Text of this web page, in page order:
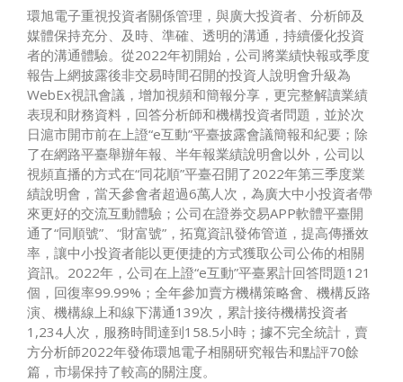
環旭電子重視投資者關係管理，與廣大投資者、分析師及
媒體保持充分、及時、準確、透明的溝通，持續優化投資
者的溝通體驗。從2022年初開始，公司將業績快報或季度
報告上網披露後非交易時間召開的投資人說明會升級為
WebEx視訊會議，增加視頻和簡報分享，更完整解讀業績
表現和財務資料，回答分析師和機構投資者問題，並於次
日滬市開市前在上證“e互動”平臺披露會議簡報和紀要；除
了在網路平臺舉辦年報、半年報業績說明會以外，公司以
視頻直播的方式在“同花順”平臺召開了2022年第三季度業
績說明會，當天參會者超過6萬人次，為廣大中小投資者帶
來更好的交流互動體驗；公司在證券交易APP軟體平臺開
通了“同順號”、“財富號”，拓寬資訊發佈管道，提高傳播效
率，讓中小投資者能以更便捷的方式獲取公司公佈的相關
資訊。2022年，公司在上證“e互動”平臺累計回答問題121
個，回復率99.99%；全年參加賣方機構策略會、機構反路
演、機構線上和線下溝通139次，累計接待機構投資者
1,234人次，服務時間達到158.5小時；據不完全統計，賣
方分析師2022年發佈環旭電子相關研究報告和點評70餘
篇，市場保持了較高的關注度。